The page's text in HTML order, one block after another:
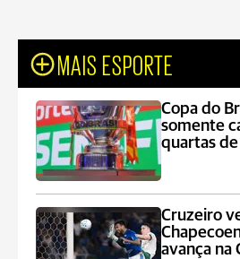
MAIS ESPORTE
Copa do
somente
quartas de
Cruzeiro
avança na